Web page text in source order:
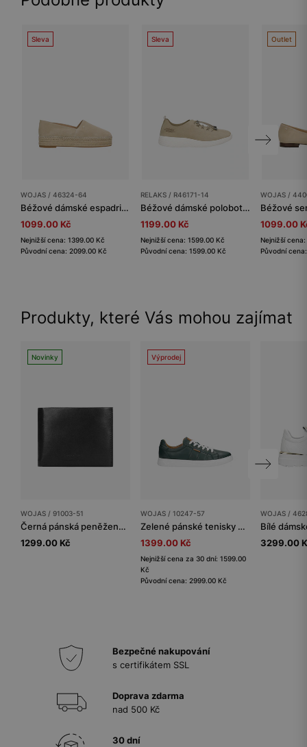
Sleva
WOJAS / 46324-64
Béžové dámské espadrilky na platformě
1099.00 Kč
Nejnižší cena: 1399.00 Kč
Původní cena: 2099.00 Kč
Sleva
RELAKS / R46171-14
Béžové dámské polobotky RELAKS z materiálu MicroPOLYtex
1199.00 Kč
Nejnižší cena: 1599.00 Kč
Původní cena: 1599.00 Kč
Outlet
WOJAS /
1099.00
Nejnižší
Původní
Produkty, které Vás mohou zajímat
Novinky
WOJAS / 91003-51
Černá pánská peněženka z hladké kůže
1299.00 Kč
Výprodej
WOJAS / 10247-57
Zelené pánské tenisky na bílé podrážce
1399.00 Kč
Nejnižší cena za 30 dní: 1599.00
Kč
Původní cena: 2999.00 Kč
WOJAS /
3299.00
Bezpečné nakupování
s certifikátem SSL
Doprava zdarma
nad 500 Kč
30 dní